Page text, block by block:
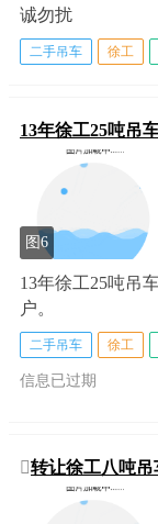
诚勿扰
二手吊车 徐工
13年徐工25吨吊
图6
13年徐工25吨吊
户。
二手吊车 徐工
信息已过期
转让徐工八吨吊